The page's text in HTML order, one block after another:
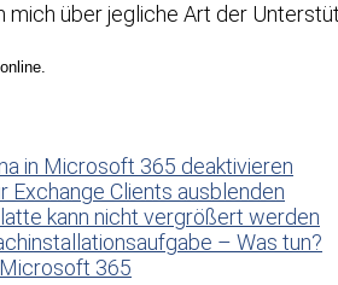
mich über jegliche Art der
in Microsoft 365 deaktivieren
Clients ausblenden
kann nicht vergrößert werden
– Was tun?
365